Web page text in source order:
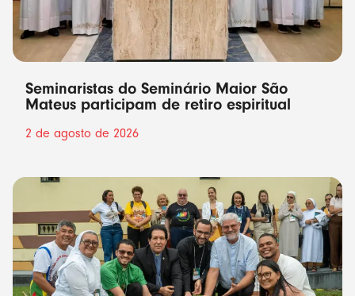
Seminaristas do Seminário Maior São
Mateus participam de retiro espiritual
2 de agosto de 2026